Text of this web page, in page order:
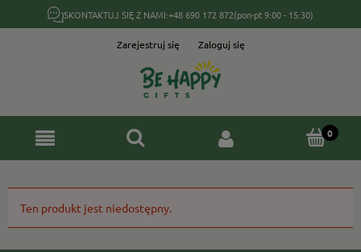
SKONTAKTUJ SIĘ Z NAMI:+48 690 172 872(pon-pt 9:00 - 15:30)
Zarejestruj się Zaloguj się
Ten produkt jest niedostępny.